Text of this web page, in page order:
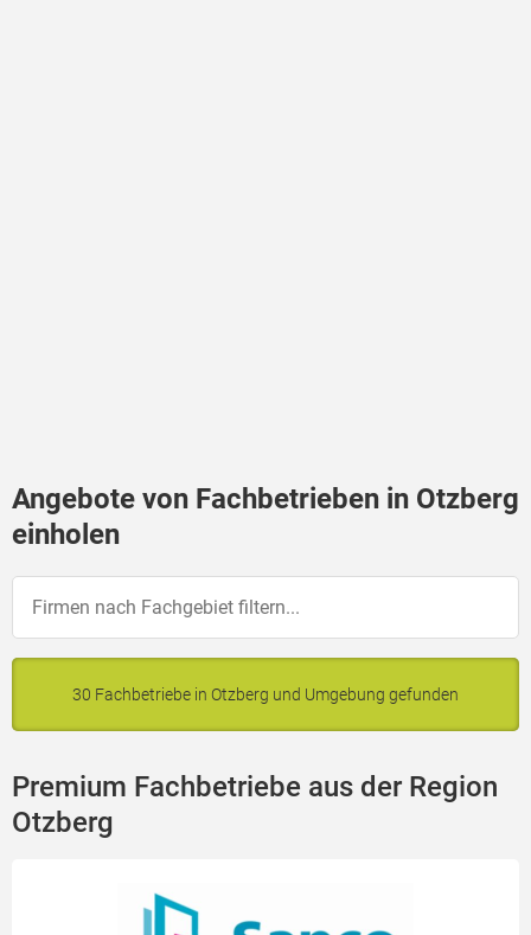
Angebote von Fachbetrieben in Otzberg
einholen
30 Fachbetriebe in Otzberg und Umgebung gefunden
Premium Fachbetriebe aus der Region
Otzberg